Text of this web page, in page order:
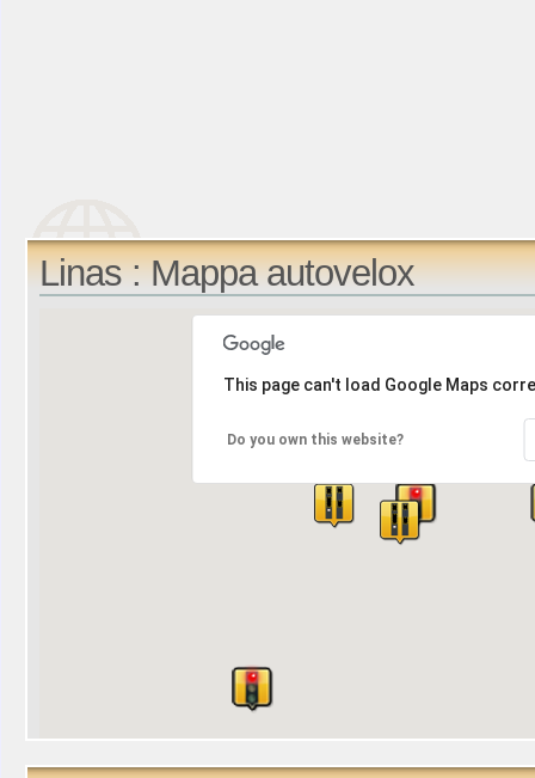
Linas : Mappa autovelox
This page can't load Google Maps
Do you own this website?